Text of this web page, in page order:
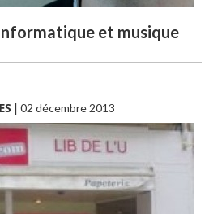
et musique
|02 décembre 2013